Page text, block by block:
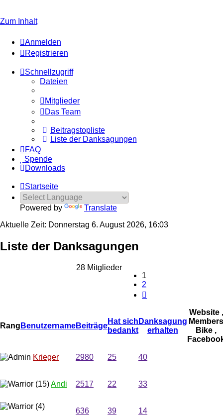
Zum Inhalt
Anmelden
Registrieren
Schnellzugriff
Dateien
Mitglieder
Das Team
Beitragstopliste
Liste der Danksagungen
FAQ
Spende
Downloads
Startseite
Powered by
Translate
Aktuelle Zeit: Donnerstag 6. August 2026, 16:03
Liste der Danksagungen
28 Mitglieder
1
2
Rang BenutzernameBeiträge
Hat sich
bedankt
Danksagung
erhalten
Website ,
Members
Bike ,
Krieger 2980 25 40
Andi 2517 22 33
636 39 14